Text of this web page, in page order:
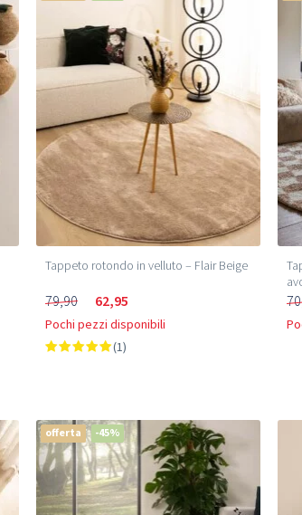
Tappeto rotondo in velluto – Flair Beige
79,90 62,95
Pochi pezzi disponibili
(1)
offerta -45%